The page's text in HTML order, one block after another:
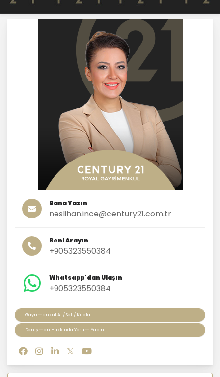
Bana Yazın
neslihan.ince@century21.com.tr
Beni Arayın
+905323550384
Whatsapp'dan Ulaşın
+905323550384
Gayrimenkul Al / Sat / Kirala
Danışman Hakkında Yorum Yapın